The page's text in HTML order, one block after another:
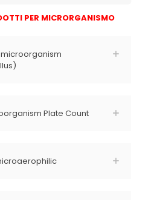
PER MICRORGANISMO
Plate Count